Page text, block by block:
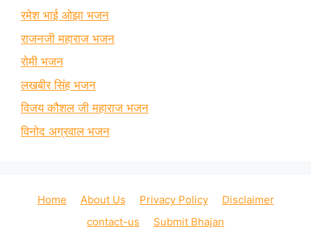
रमेश भाई ओझा भजन
राजनजी महाराज भजन
रोमी भजन
लखबीर सिंह भजन
विजय कौशल जी महाराज भजन
विनोद अग्रवाल भजन
Home About Us Privacy Policy
Disclaimer
contact-us
Submit Bhajan